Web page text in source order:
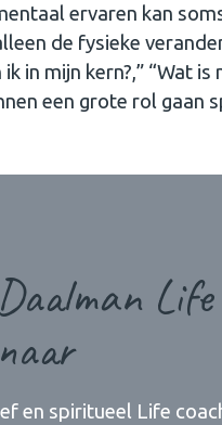
ervaren kan
de fysieke
ik in mijn kern?,” “Wat
een grote rol gaan
en spiritueel Life